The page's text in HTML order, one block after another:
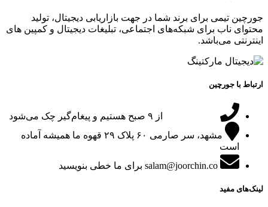
جورچین تیمی برای برند شما در جهت بازاریابی دیجیتال، تولید
محتوای ناب برای شبکه‌های اجتماعی، تبلیغات دیجیتال و کمپین های
اینترنتی می‌باشد.
ارتباط با جورچین
از ۹ صبح هستیم و پیغام‌گیر چک می‌شود
مشهد، سر صارمی ۶۰ پلاک ۲۹
قهوه ما همیشه آماده
است
salam@joorchin.co برای ما خطی بنویسید
لینک‌های مفید